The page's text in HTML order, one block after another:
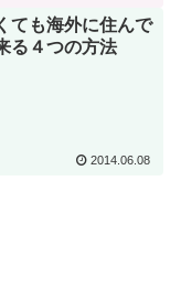
ても海外に住んで
る４つの方法
2014.06.08